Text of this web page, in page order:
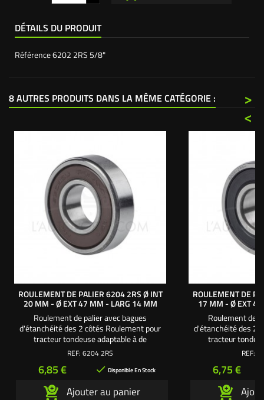
DÉTAILS DU PRODUIT
Référence6202 2RS 5/8"
8 AUTRES PRODUITS DANS LA MÊME CATÉGORIE :
>
<
ROULEMENT DE PALIER 6204 2RS Ø INT
20 MM - Ø EXT 47 MM - LARG 14 MM
Roulement de palier avec bagues
d'étanchéité des 2 côtés Roulement pour
tracteur tondeuse adaptable à de
nombreuses marques : Husqvarna, Bernard
Alpina, Stiga, GGP, Honda, Viking, MTD, Cub
REF: 6204 2RS
Prix
6,85 €  Disponible En Stock
Ajouter au panier
ROULEMENT DE
17 MM - Ø EXT
Roulement de
d'étanchéité des 2
tracteur
REF:
Prix
6,75 €